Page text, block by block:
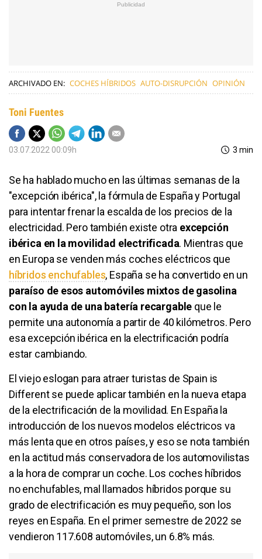
ARCHIVADO EN: COCHES HÍBRIDOS AUTO-DISRUPCIÓN OPINIÓN
Toni Fuentes
03.07.2022 00:09h 3 min
Se ha hablado mucho en las últimas semanas de la
"excepción ibérica", la fórmula de España y Portugal
para intentar frenar la escalda de los precios de la
electricidad. Pero también existe otra excepción
ibérica en la movilidad electrificada. Mientras que
en Europa se venden más coches eléctricos que
híbridos enchufables, España se ha convertido en un
paraíso de esos automóviles mixtos de gasolina
con la ayuda de una batería recargable que le
permite una autonomía a partir de 40 kilómetros. Pero
esa excepción ibérica en la electrificación podría
estar cambiando.
El viejo eslogan para atraer turistas de Spain is
Different se puede aplicar también en la nueva etapa
de la electrificación de la movilidad. En España la
introducción de los nuevos modelos eléctricos va
más lenta que en otros países, y eso se nota también
en la actitud más conservadora de los automovilistas
a la hora de comprar un coche. Los coches híbridos
no enchufables, mal llamados híbridos porque su
grado de electrificación es muy pequeño, son los
reyes en España. En el primer semestre de 2022 se
vendieron 117.608 automóviles, un 6.8% más.